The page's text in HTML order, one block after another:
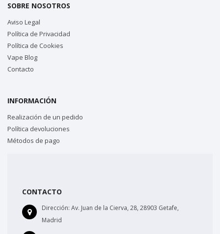
SOBRE NOSOTROS
Aviso Legal
Política de Privacidad
Política de Cookies
Vape Blog
Contacto
INFORMACIÓN
Realización de un pedido
Política devoluciones
Métodos de pago
CONTACTO
Dirección: Av. Juan de la Cierva, 28, 28903 Getafe,
Madrid